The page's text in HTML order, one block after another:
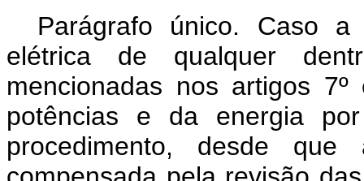
Parágrafo único. Caso
elétrica de qualquer
mencionadas nos artigos
potências e da energia
procedimento, desde